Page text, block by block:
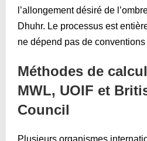
l’allongement désiré de
Dhuhr. Le processus est
ne dépend pas de
Méthodes de
MWL, UOIF et
Council
Plusieurs organismes